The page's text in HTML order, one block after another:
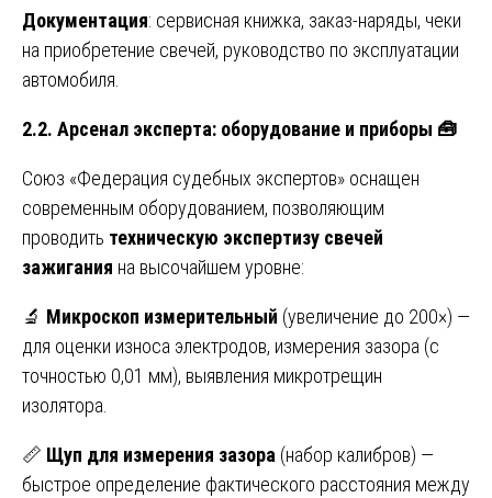
Документация: сервисная книжка, заказ-наряды, чеки
на приобретение свечей, руководство по эксплуатации
автомобиля.
2.2. Арсенал эксперта: оборудование и приборы 🧰
Союз «Федерация судебных экспертов» оснащен
современным оборудованием, позволяющим
проводить техническую экспертизу свечей
зажигания на высочайшем уровне:
🔬 Микроскоп измерительный (увеличение до 200×) —
для оценки износа электродов, измерения зазора (с
точностью 0,01 мм), выявления микротрещин
изолятора.
📏 Щуп для измерения зазора (набор калибров) —
быстрое определение фактического расстояния между